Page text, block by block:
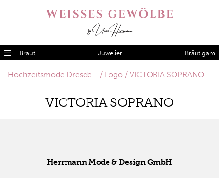
Braut Juwelier Bräutigam
Hochzeitsmode Dresde... Logo VICTORIA SOPRANO
VIC­TO­RIA SO­PRA­NO
Herr­mann Mode & De­sign GmbH